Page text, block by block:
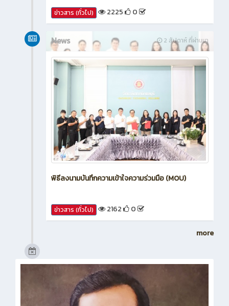
ข่าวสาร (ทั่วไป) 2225 0
2 สัปดาห์ ที่ผ่านมา
News
พิธีลงนามบันทึกความเข้าใจความร่วมมือ (MOU)
ข่าวสาร (ทั่วไป) 2162 0
more